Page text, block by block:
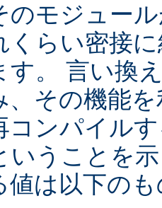
のモジュー
くらい密接
す。 言い換
、その機能
コンパイル
いうことを
値は以下の